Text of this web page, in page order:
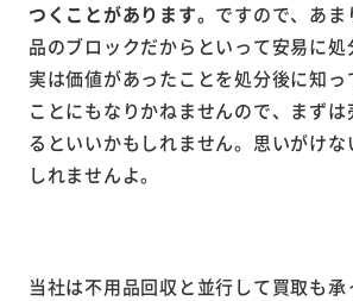
つくことがあります。 ですので、あ
品のブロックだからといって安易に処
実は価値があったことを処分後に知
ことにもなりかねませんので、まず
るといいかもしれません。思いがけ
しれませんよ。
当社は不用品回収と並行して買取も